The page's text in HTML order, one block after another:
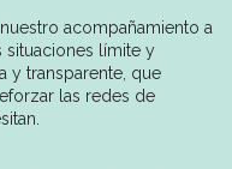
acompañamiento a
situaciones límite y
y transparente, que
las redes de